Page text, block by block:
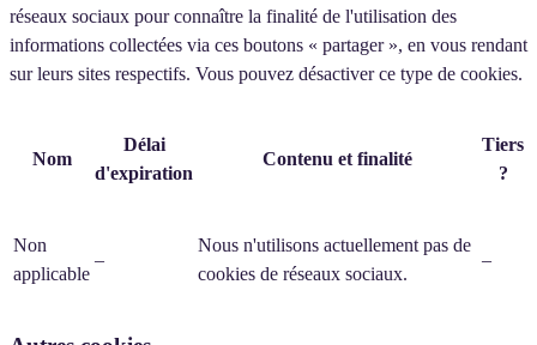
réseaux sociaux pour connaître la finalité de l'utilisation des
informations collectées via ces boutons « partager », en vous rendant
sur leurs sites respectifs. Vous pouvez désactiver ce type de cookies.
Nom
Délai
d'expiration
Contenu et finalité
Tiers
?
Non
applicable
–
Nous n'utilisons actuellement pas de
cookies de réseaux sociaux.
–